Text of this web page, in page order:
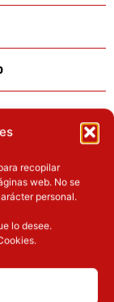
recopilar
web. No se
personal.
lo desee.
QUE TE
sesión